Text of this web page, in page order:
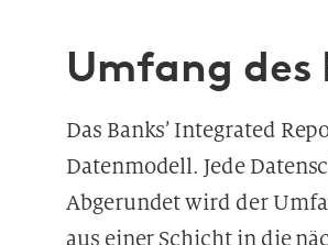
Umfang des
Das Banks’ Integrated
Datenmodell. Jede
Abgerundet wird der
aus einer Schicht in die